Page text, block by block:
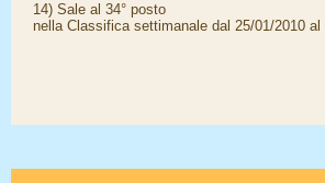
14) Sale al 34° posto
nella Classifica settimanale dal 25/01/2010 al